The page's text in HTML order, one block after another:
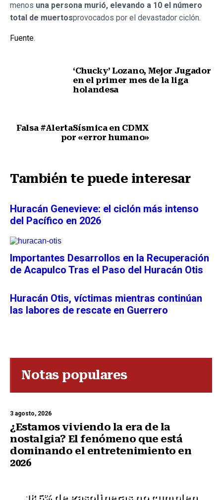
menos una persona murió, elevando a 10 el número
total de muertosprovocados por el devastador ciclón.
Fuente.
‘Chucky’ Lozano, Mejor Jugador
en el primer mes de la liga
holandesa
Falsa #AlertaSísmica en CDMX
por «error humano»
También te puede interesar
Huracán Genevieve: el ciclón más intenso
del Pacífico en 2026
Importantes Desarrollos en la Recuperación
de Acapulco Tras el Paso del Huracán Otis
Huracán Otis, víctimas mientras continúan
las labores de rescate en Guerrero
Notas populares
3 agosto, 2026
¿Estamos viviendo la era de la
nostalgia? El fenómeno que está
dominando el entretenimiento en
2026
18.5% de gasolineras no cumplen